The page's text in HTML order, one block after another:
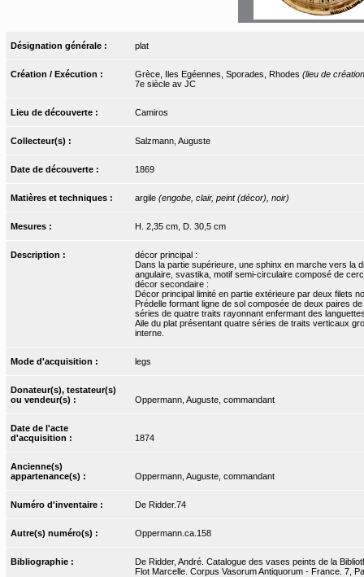
Désignation générale : plat
Création / Exécution : Grèce, Iles Egéennes, Sporades, Rhodes (lieu de
7e siècle av JC
Lieu de découverte : Camiros
Collecteur(s) : Salzmann, Auguste
Date de découverte : 1869
Matières et techniques : argile (engobe, clair, peint (décor), noir)
Mesures : H. 2,35 cm, D. 30,5 cm
Description :
décor principal :
Dans la partie supérieure, une sphinx en marche vers la
angulaire, svastika, motif semi-circulaire composé de
décor secondaire :
Décor principal limité en partie extérieure par deux filets
Prédelle formant ligne de sol composée de deux paires
séries de quatre traits rayonnant enfermant des
Aile du plat présentant quatre séries de traits verticaux
interne.
Mode d'acquisition : legs
Donateur(s), testateur(s)
ou vendeur(s) :
Oppermann, Auguste, commandant
Date de l'acte
d'acquisition :
1874
Ancienne(s)
appartenance(s) :
Oppermann, Auguste, commandant
Numéro d'inventaire : De Ridder.74
Autre(s) numéro(s) : Oppermann.ca.158
Bibliographie :
De Ridder, André. Catalogue des vases peints de la
Flot Marcelle. Corpus Vasorum Antiquorum - France. 7,